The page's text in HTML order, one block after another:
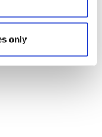
only